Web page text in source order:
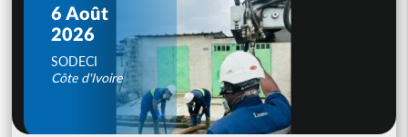
6 Août
2026
SODECI
Côte d'Ivoire